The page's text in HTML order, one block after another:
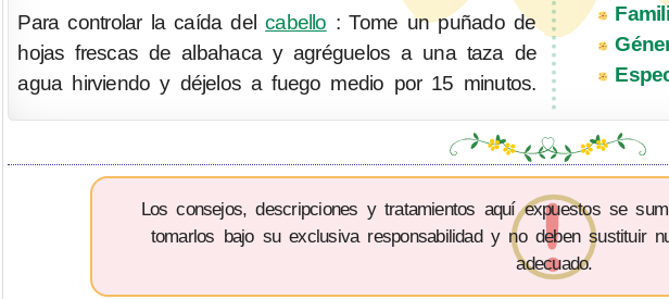
Para controlar la caída delcabello : Tome un puñado de
hojas frescas de albahaca y agréguelos a una taza de
agua hirviendo y déjelos a fuego medio por 15 minutos.
Los consejos, descripciones y tratamientos aquí expuestos se
tomarlos bajo su exclusiva responsabilidad y no deben sustituir
adecuado.